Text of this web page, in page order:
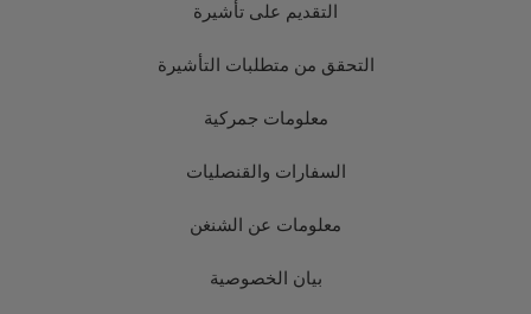
التقديم على تأشيرة
التحقق من متطلبات التأشيرة
معلومات جمركية
السفارات والقنصليات
معلومات عن الشنغن
بيان الخصوصية